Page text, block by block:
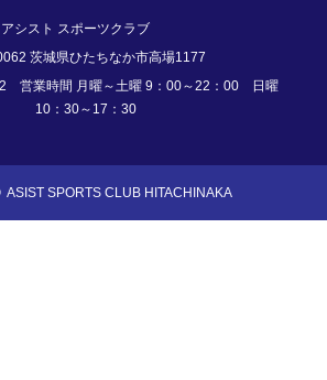
アシスト スポーツクラブ
茨城県ひたちなか市高場1177
営業時間 月曜～土曜 9：00～22：00 日曜
10：30～17：30
ASIST SPORTS CLUB HITACHINAKA